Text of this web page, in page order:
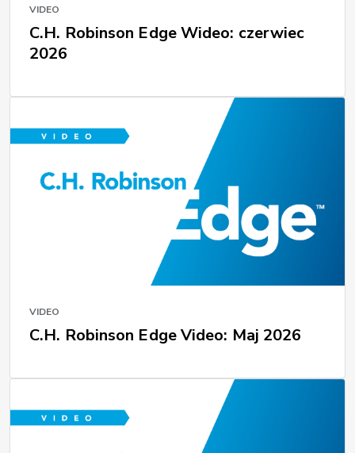
VIDEO
C.H. Robinson Edge Wideo: czerwiec
2026
VIDEO
C.H. Robinson Edge Video: Maj 2026